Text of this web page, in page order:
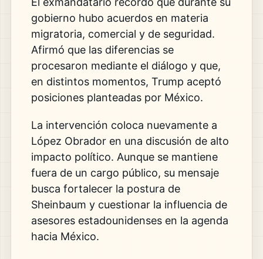
gobierno hubo acuerdos en materia
migratoria, comercial y de seguridad.
Afirmó que las diferencias se
procesaron mediante el diálogo y que,
en distintos momentos, Trump aceptó
posiciones planteadas por México.
La intervención coloca nuevamente a
López Obrador en una discusión de alto
impacto político. Aunque se mantiene
fuera de un cargo público, su mensaje
busca fortalecer la postura de
Sheinbaum y cuestionar la influencia de
asesores estadounidenses en la agenda
hacia México.